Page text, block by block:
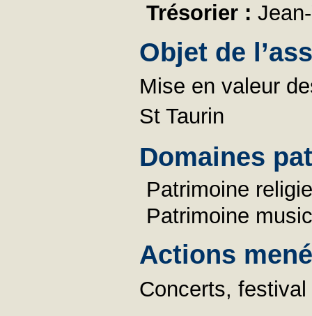
Trésorier :
Objet de
Mise en valeur
St Taurin
Domaines
Patrimoine
Patrimoine
Actions
Concerts,